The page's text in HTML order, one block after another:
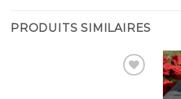
PRODUITS SIMILAIRES